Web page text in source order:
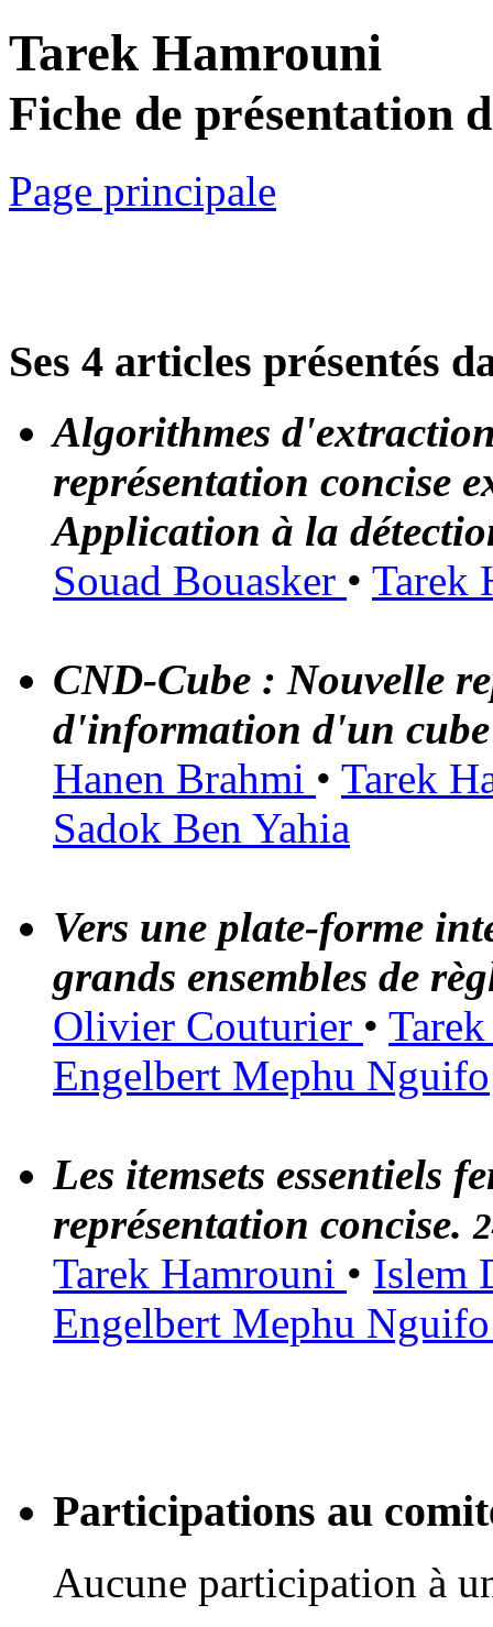
Tarek Hamrouni
Fiche de présentation
Page principale
Ses 4 articles présentés
Algorithmes
représentation concise
Application à la
Souad Bouasker • Tarek
CND-Cube : Nouvelle
d'information d'un
Hanen Brahmi • Tarek
Sadok Ben Yahia
Vers une plate-forme
grands ensembles de
Olivier Couturier •
Engelbert Mephu Nguifo
Les itemsets essentiels
représentation concise.
Tarek Hamrouni • Islem
Engelbert Mephu
Participations au
Aucune participation à